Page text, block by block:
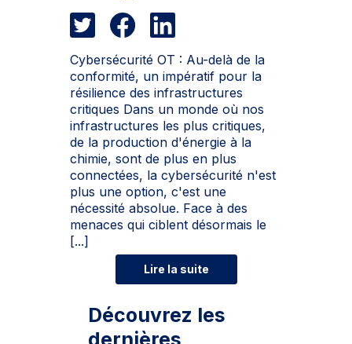
Cybersécurité OT : Au-delà de la
conformité, un impératif pour la
résilience des infrastructures
critiques Dans un monde où nos
infrastructures les plus critiques,
de la production d'énergie à la
chimie, sont de plus en plus
connectées, la cybersécurité n'est
plus une option, c'est une
nécessité absolue. Face à des
menaces qui ciblent désormais le
[...]
Lire la suite
Découvrez les